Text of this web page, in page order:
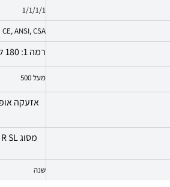
1/1/1/1
CE, ANSI, CSA
רמה 1: 180 ליטר/דקה * רמה 2:. 210 ליטר לדקה*.
מעל 500
אזעקה
מסוג TH3P R SL עבור מערכת TH3P (אירופה)
שנה